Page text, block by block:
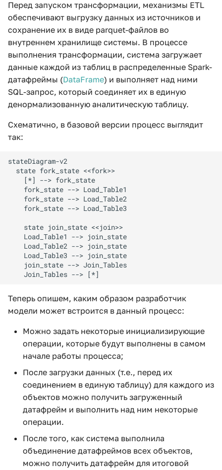
и
п
и
с
Мониторинг AW
Перенос AW
Обновление AW
Утилита автоматизации
установки
Конфигурация
Документация
API
Запросы к web-
Перед запуском трансформации, механизмы ETL
обеспечивают выгрузку данных из источников и
сохранение их в виде parquet-файлов во
внутреннем хранилище системы. В процессе
выполнения трансформации, система загружает
данные каждой из таблиц в распределенные Spark-
датафреймы (DataFrame) и выполняет над ними
SQL-запрос, который соединяет их в единую
денормализованную аналитическую таблицу.
Схематично, в базовой версии процесс выглядит
так:
stateDiagram-v2
  state fork_state <<fork>>
    [*] --> fork_state
    fork_state --> Load_Table1
    fork_state --> Load_Table2
    fork_state --> Load_Table3
    state join_state <<join>>
    Load_Table1 --> join_state
    Load_Table2 --> join_state
    Load_Table3 --> join_state
    join_state --> Join_Tables
    Join_Tables --> [*]
Теперь опишем, каким образом разработчик
модели может встроится в данный процесс:
Можно задать некоторые инициализирующие
операции, которые будут выполнены в самом
начале работы процесса;
После загрузки данных (т.е., перед их
соединением в единую таблицу) для каждого из
объектов можно получить загруженный
датафрейм и выполнить над ним некоторые
операции.
После того, как система выполнила
объединение датафреймов всех объектов,
можно получить датафрейм для итоговой